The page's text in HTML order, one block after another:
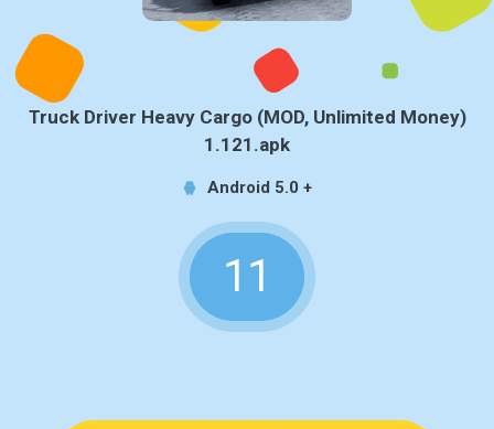
Truck Driver Heavy Cargo (MOD, Unlimited Money)
1.121.apk
Android 5.0 +
11